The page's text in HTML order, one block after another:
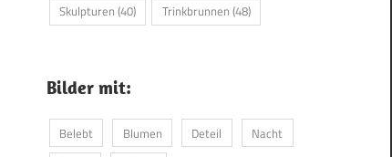
Skulpturen (40) Trinkbrunnen (48)
Bilder mit:
Belebt Blumen Deteil
Nacht